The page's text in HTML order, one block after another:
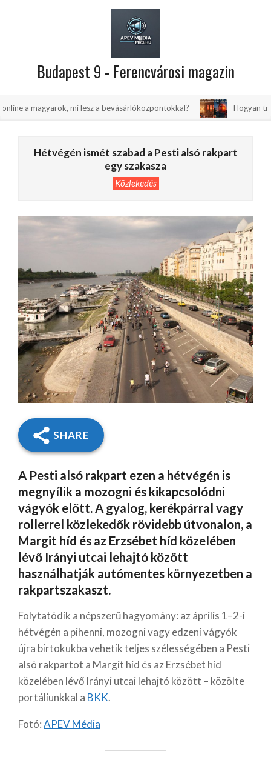
Budapest 9 - Ferencvárosi magazin
Navigationmi lesz a bevásárlóközpontokkal? Hogyan trükközhetsz,
Hétvégén ismét szabad a Pesti alsó rakpart
egy szakasza
Közlekedés
SHARE
A Pesti alsó rakpart ezen a hétvégén is
megnyílik a mozogni és kikapcsolódni
vágyók előtt. A gyalog, kerékpárral vagy
rollerrel közlekedők rövidebb útvonalon, a
Margit híd és az Erzsébet híd közelében
lévő Irányi utcai lehajtó között
használhatják autómentes környezetben a
rakpartszakaszt.
Folytatódik a népszerű hagyomány: az április 1–2-i
hétvégén a pihenni, mozogni vagy edzeni vágyók
újra birtokukba vehetik teljes szélességében a Pesti
alsó rakpartot a Margit híd és az Erzsébet híd
közelében lévő Irányi utcai lehajtó között – közölte
portáliunkkal a BKK.
Fotó:APEV Média